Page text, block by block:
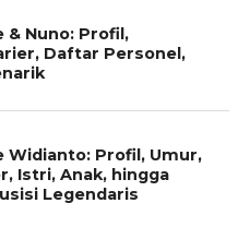
& Nuno: Profil,
Daftar Personel,
Widianto: Profil, Umur,
Istri, Anak, hingga
Legendaris